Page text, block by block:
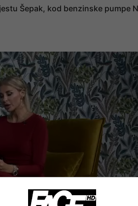
Šepak, kod benzinske pumpe